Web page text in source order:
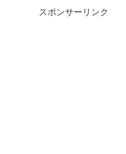
スポンサーリンク